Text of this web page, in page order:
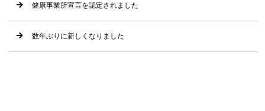
健康事業所宣言を認定されました
数年ぶりに新しくなりました